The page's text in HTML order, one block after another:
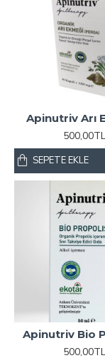
Apinutriv Arı
500,00TL
SEPETE EKLE
Apinutriv Bio
500,00TL